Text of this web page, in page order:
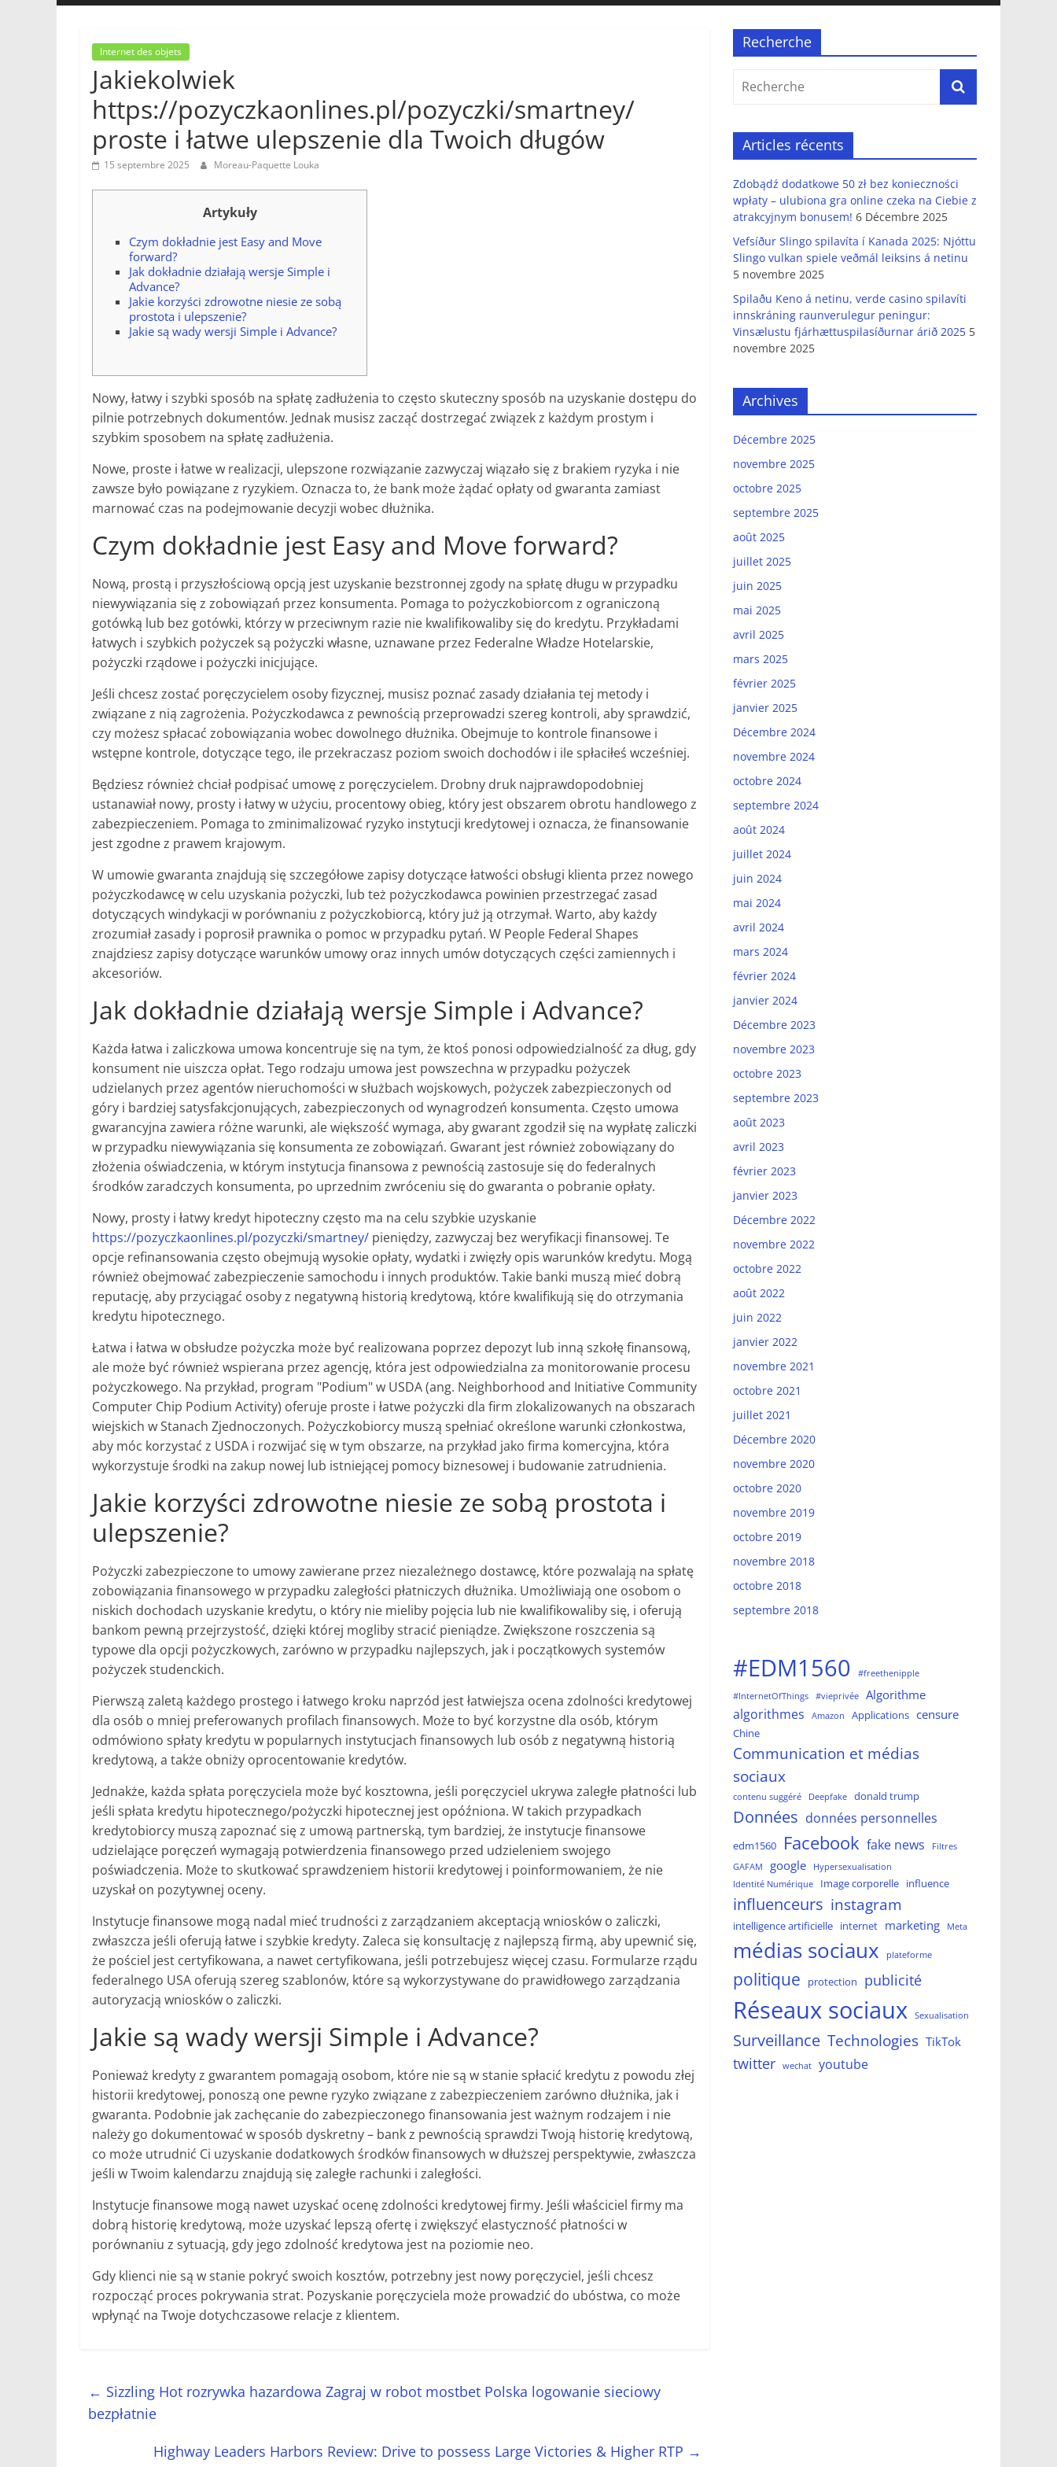
Internet des objets
Jakiekolwiek
https://pozyczkaonlines.pl/pozyczki/smartney/
proste i łatwe ulepszenie dla Twoich długów
15 septembre 2025 Moreau-Paquette Louka
Artykuły
Czym dokładnie jest Easy and Move
forward?
Jak dokładnie działają wersje Simple i
Advance?
Jakie korzyści zdrowotne niesie ze sobą
prostota i ulepszenie?
Jakie są wady wersji Simple i Advance?
Nowy, łatwy i szybki sposób na spłatę zadłużenia to często skuteczny sposób na uzyskanie dostępu do
pilnie potrzebnych dokumentów. Jednak musisz zacząć dostrzegać związek z każdym prostym i
szybkim sposobem na spłatę zadłużenia.
Nowe, proste i łatwe w realizacji, ulepszone rozwiązanie zazwyczaj wiązało się z brakiem ryzyka i nie
zawsze było powiązane z ryzykiem. Oznacza to, że bank może żądać opłaty od gwaranta zamiast
marnować czas na podejmowanie decyzji wobec dłużnika.
Czym dokładnie jest Easy and Move forward?
Nową, prostą i przyszłościową opcją jest uzyskanie bezstronnej zgody na spłatę długu w przypadku
niewywiązania się z zobowiązań przez konsumenta. Pomaga to pożyczkobiorcom z ograniczoną
gotówką lub bez gotówki, którzy w przeciwnym razie nie kwalifikowaliby się do kredytu. Przykładami
łatwych i szybkich pożyczek są pożyczki własne, uznawane przez Federalne Władze Hotelarskie,
pożyczki rządowe i pożyczki inicjujące.
Jeśli chcesz zostać poręczycielem osoby fizycznej, musisz poznać zasady działania tej metody i
związane z nią zagrożenia. Pożyczkodawca z pewnością przeprowadzi szereg kontroli, aby sprawdzić,
czy możesz spłacać zobowiązania wobec dowolnego dłużnika. Obejmuje to kontrole finansowe i
wstępne kontrole, dotyczące tego, ile przekraczasz poziom swoich dochodów i ile spłaciłeś wcześniej.
Będziesz również chciał podpisać umowę z poręczycielem. Drobny druk najprawdopodobniej
ustanawiał nowy, prosty i łatwy w użyciu, procentowy obieg, który jest obszarem obrotu handlowego z
zabezpieczeniem. Pomaga to zminimalizować ryzyko instytucji kredytowej i oznacza, że finansowanie
jest zgodne z prawem krajowym.
W umowie gwaranta znajdują się szczegółowe zapisy dotyczące łatwości obsługi klienta przez nowego
pożyczkodawcę w celu uzyskania pożyczki, lub też pożyczkodawca powinien przestrzegać zasad
dotyczących windykacji w porównaniu z pożyczkobiorcą, który już ją otrzymał. Warto, aby każdy
zrozumiał zasady i poprosił prawnika o pomoc w przypadku pytań. W People Federal Shapes
znajdziesz zapisy dotyczące warunków umowy oraz innych umów dotyczących części zamiennych i
akcesoriów.
Jak dokładnie działają wersje Simple i Advance?
Każda łatwa i zaliczkowa umowa koncentruje się na tym, że ktoś ponosi odpowiedzialność za dług, gdy
konsument nie uiszcza opłat. Tego rodzaju umowa jest powszechna w przypadku pożyczek
udzielanych przez agentów nieruchomości w służbach wojskowych, pożyczek zabezpieczonych od
góry i bardziej satysfakcjonujących, zabezpieczonych od wynagrodzeń konsumenta. Często umowa
gwarancyjna zawiera różne warunki, ale większość wymaga, aby gwarant zgodził się na wypłatę zaliczki
w przypadku niewywiązania się konsumenta ze zobowiązań. Gwarant jest również zobowiązany do
złożenia oświadczenia, w którym instytucja finansowa z pewnością zastosuje się do federalnych
środków zaradczych konsumenta, po uprzednim zwróceniu się do gwaranta o pobranie opłaty.
Nowy, prosty i łatwy kredyt hipoteczny często ma na celu szybkie uzyskanie
https://pozyczkaonlines.pl/pozyczki/smartney/ pieniędzy, zazwyczaj bez weryfikacji finansowej. Te
opcje refinansowania często obejmują wysokie opłaty, wydatki i zwięzły opis warunków kredytu. Mogą
również obejmować zabezpieczenie samochodu i innych produktów. Takie banki muszą mieć dobrą
reputację, aby przyciągać osoby z negatywną historią kredytową, które kwalifikują się do otrzymania
kredytu hipotecznego.
Łatwa i łatwa w obsłudze pożyczka może być realizowana poprzez depozyt lub inną szkołę finansową,
ale może być również wspierana przez agencję, która jest odpowiedzialna za monitorowanie procesu
pożyczkowego. Na przykład, program "Podium" w USDA (ang. Neighborhood and Initiative Community
Computer Chip Podium Activity) oferuje proste i łatwe pożyczki dla firm zlokalizowanych na obszarach
wiejskich w Stanach Zjednoczonych. Pożyczkobiorcy muszą spełniać określone warunki członkostwa,
aby móc korzystać z USDA i rozwijać się w tym obszarze, na przykład jako firma komercyjna, która
wykorzystuje środki na zakup nowej lub istniejącej pomocy biznesowej i budowanie zatrudnienia.
Jakie korzyści zdrowotne niesie ze sobą prostota i
ulepszenie?
Pożyczki zabezpieczone to umowy zawierane przez niezależnego dostawcę, które pozwalają na spłatę
zobowiązania finansowego w przypadku zaległości płatniczych dłużnika. Umożliwiają one osobom o
niskich dochodach uzyskanie kredytu, o który nie mieliby pojęcia lub nie kwalifikowaliby się, i oferują
bankom pewną przejrzystość, dzięki której mogliby stracić pieniądze. Zwiększone roszczenia są
typowe dla opcji pożyczkowych, zarówno w przypadku najlepszych, jak i początkowych systemów
pożyczek studenckich.
Pierwszą zaletą każdego prostego i łatwego kroku naprzód jest łatwiejsza ocena zdolności kredytowej
dla osób o mniej preferowanych profilach finansowych. Może to być korzystne dla osób, którym
odmówiono spłaty kredytu w popularnych instytucjach finansowych lub osób z negatywną historią
kredytową, a także obniży oprocentowanie kredytów.
Jednakże, każda spłata poręczyciela może być kosztowna, jeśli poręczyciel ukrywa zaległe płatności lub
jeśli spłata kredytu hipotecznego/pożyczki hipotecznej jest opóźniona. W takich przypadkach
kredytobiorcy muszą zapoznać się z umową partnerską, tym bardziej, że instytucje finansowe
udzielające poręczeń wymagają potwierdzenia finansowego przed udzieleniem swojego
poświadczenia. Może to skutkować sprawdzeniem historii kredytowej i poinformowaniem, że nie
uzyskał on pozytywnej oceny.
Instytucje finansowe mogą nadal mieć trudności z zarządzaniem akceptacją wniosków o zaliczki,
zwłaszcza jeśli oferują łatwe i szybkie kredyty. Zaleca się konsultację z najlepszą firmą, aby upewnić się,
że pościel jest certyfikowana, a nawet certyfikowana, jeśli potrzebujesz więcej czasu. Formularze rządu
federalnego USA oferują szereg szablonów, które są wykorzystywane do prawidłowego zarządzania
autoryzacją wniosków o zaliczki.
Jakie są wady wersji Simple i Advance?
Ponieważ kredyty z gwarantem pomagają osobom, które nie są w stanie spłacić kredytu z powodu złej
historii kredytowej, ponoszą one pewne ryzyko związane z zabezpieczeniem zarówno dłużnika, jak i
gwaranta. Podobnie jak zachęcanie do zabezpieczonego finansowania jest ważnym rodzajem i nie
należy go dokumentować w sposób dyskretny – bank z pewnością sprawdzi Twoją historię kredytową,
co może utrudnić Ci uzyskanie dodatkowych środków finansowych w dłuższej perspektywie, zwłaszcza
jeśli w Twoim kalendarzu znajdują się zaległe rachunki i zaległości.
Instytucje finansowe mogą nawet uzyskać ocenę zdolności kredytowej firmy. Jeśli właściciel firmy ma
dobrą historię kredytową, może uzyskać lepszą ofertę i zwiększyć elastyczność płatności w
porównaniu z sytuacją, gdy jego zdolność kredytowa jest na poziomie neo.
Gdy klienci nie są w stanie pokryć swoich kosztów, potrzebny jest nowy poręczyciel, jeśli chcesz
rozpocząć proces pokrywania strat. Pozyskanie poręczyciela może prowadzić do ubóstwa, co może
wpłynąć na Twoje dotychczasowe relacje z klientem.
← Sizzling Hot rozrywka hazardowa Zagraj w robot mostbet Polska logowanie sieciowy
bezpłatnie
Highway Leaders Harbors Review: Drive to possess Large Victories & Higher RTP →
Recherche
Articles récents
Zdobądź dodatkowe 50 zł bez konieczności
wpłaty – ulubiona gra online czeka na Ciebie z
atrakcyjnym bonusem! 6 Décembre 2025
Vefsíður Slingo spilavíta í Kanada 2025: Njóttu
Slingo vulkan spiele veðmál leiksins á netinu
5 novembre 2025
Spilaðu Keno á netinu, verde casino spilavíti
innskráning raunverulegur peningur:
Vinsælustu fjárhættuspilasíðurnar árið 2025 5
novembre 2025
Archives
Décembre 2025
novembre 2025
octobre 2025
septembre 2025
août 2025
juillet 2025
juin 2025
mai 2025
avril 2025
mars 2025
février 2025
janvier 2025
Décembre 2024
novembre 2024
octobre 2024
septembre 2024
août 2024
juillet 2024
juin 2024
mai 2024
avril 2024
mars 2024
février 2024
janvier 2024
Décembre 2023
novembre 2023
octobre 2023
septembre 2023
août 2023
avril 2023
février 2023
janvier 2023
Décembre 2022
novembre 2022
octobre 2022
août 2022
juin 2022
janvier 2022
novembre 2021
octobre 2021
juillet 2021
Décembre 2020
novembre 2020
octobre 2020
novembre 2019
octobre 2019
novembre 2018
octobre 2018
septembre 2018
#EDM1560 #freethenipple
#InternetOfThings #vieprivée Algorithme
algorithmes Amazon Applications censure
Chine
Communication et médias
sociaux
contenu suggéré Deepfake donald trump
Données données personnelles
edm1560 Facebook fake news
Filtres
GAFAM
google
Hypersexualisation
Identité Numérique
Image corporelle influence
influenceurs instagram
intelligence artificielle internet marketing Meta
médias sociaux plateforme
politique protection publicité
Réseaux sociaux Sexualisation
Surveillance Technologies TikTok
twitter wechat youtube